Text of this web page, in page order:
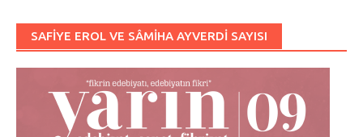
SAFIYE EROL VE SÂMIHA AYVERDI SAYISI